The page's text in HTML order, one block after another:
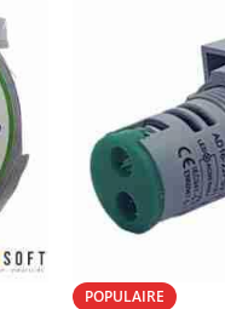
POPULAIRE